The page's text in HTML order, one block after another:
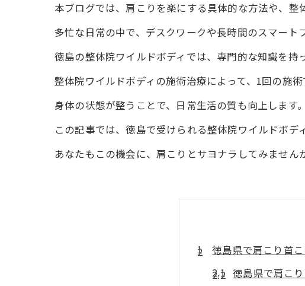
本ブログでは、肩こりを楽にする具体的な方法や、整
多忙な日常の中で、デスクワークや長時間のスマート
徳島の整体院ワイルドボディでは、専門的な知識を持
整体院ワイルドボディの施術治療によって、1回の施
身体の状態が整うことで、日常生活の質も向上します。
この記事では、徳島で受けられる整体院ワイルドボデ
あなたもこの機会に、肩こりとサヨナラしてみませ
徳島県で肩こり首
徳島県で肩こ